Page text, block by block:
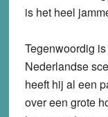
is het heel
Tegenwoordig
Nederlandse
heeft hij al een
over een grote